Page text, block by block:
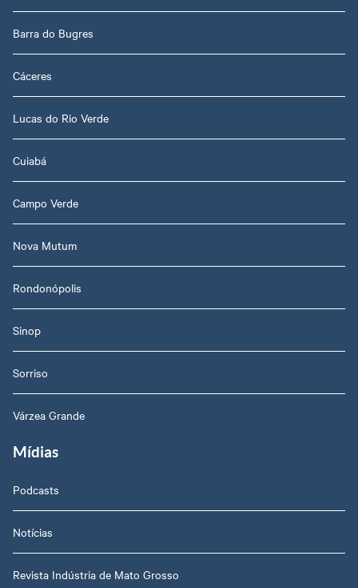
Barra do Bugres
Cáceres
Lucas do Rio Verde
Cuiabá
Campo Verde
Nova Mutum
Rondonópolis
Sinop
Sorriso
Várzea Grande
Mídias
Podcasts
Notícias
Revista Indústria de Mato Grosso